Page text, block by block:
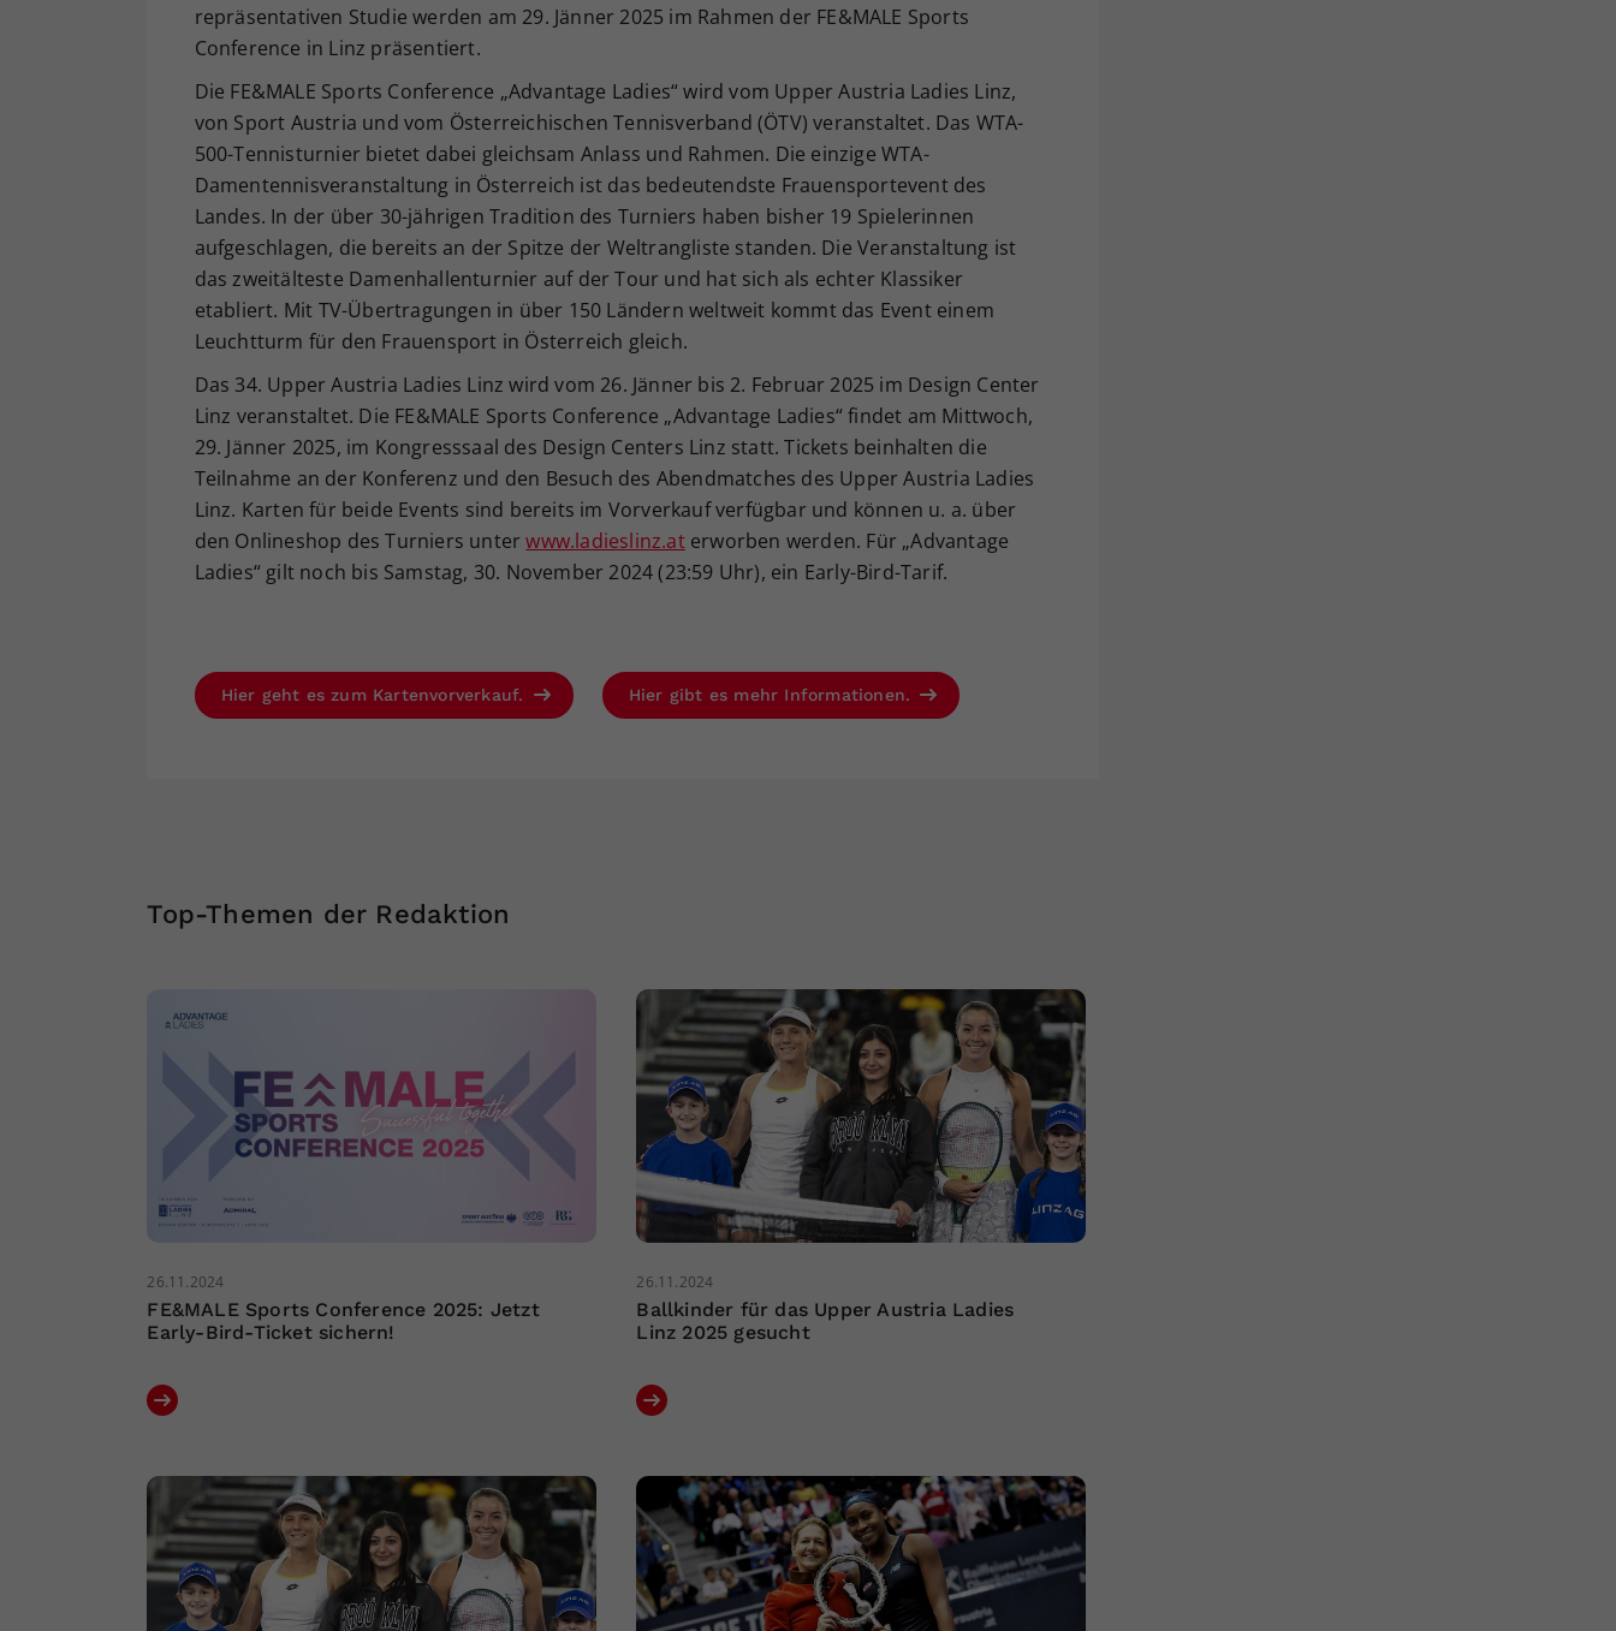
repräsentativen Studie werden am 29. Jänner 2025 im Rahmen der FE&MALE Sports
Conference in Linz präsentiert.
Die FE&MALE Sports Conference „Advantage Ladies“ wird vom Upper Austria Ladies Linz,
von Sport Austria und vom Österreichischen Tennisverband (ÖTV) veranstaltet. Das WTA-
500-Tennisturnier bietet dabei gleichsam Anlass und Rahmen. Die einzige WTA-
Damentennisveranstaltung in Österreich ist das bedeutendste Frauensportevent des
Landes. In der über 30-jährigen Tradition des Turniers haben bisher 19 Spielerinnen
aufgeschlagen, die bereits an der Spitze der Weltrangliste standen. Die Veranstaltung ist
das zweitälteste Damenhallenturnier auf der Tour und hat sich als echter Klassiker
etabliert. Mit TV-Übertragungen in über 150 Ländern weltweit kommt das Event einem
Leuchtturm für den Frauensport in Österreich gleich.
Das 34. Upper Austria Ladies Linz wird vom 26. Jänner bis 2. Februar 2025 im Design Center
Linz veranstaltet. Die FE&MALE Sports Conference „Advantage Ladies“ findet am Mittwoch,
29. Jänner 2025, im Kongresssaal des Design Centers Linz statt. Tickets beinhalten die
Teilnahme an der Konferenz und den Besuch des Abendmatches des Upper Austria Ladies
Linz. Karten für beide Events sind bereits im Vorverkauf verfügbar und können u. a. über
den Onlineshop des Turniers unterwww.ladieslinz.aterworben werden. Für „Advantage
Ladies“ gilt noch bis Samstag, 30. November 2024 (23:59 Uhr), ein Early-Bird-Tarif.
Hier geht es zum Kartenvorverkauf. Hier gibt es mehr Informationen.
Top-Themen der Redaktion
26.11.2024
FE&MALE Sports Conference 2025: Jetzt
Early-Bird-Ticket sichern!
26.11.2024
Ballkinder für das Upper Austria Ladies
Linz 2025 gesucht